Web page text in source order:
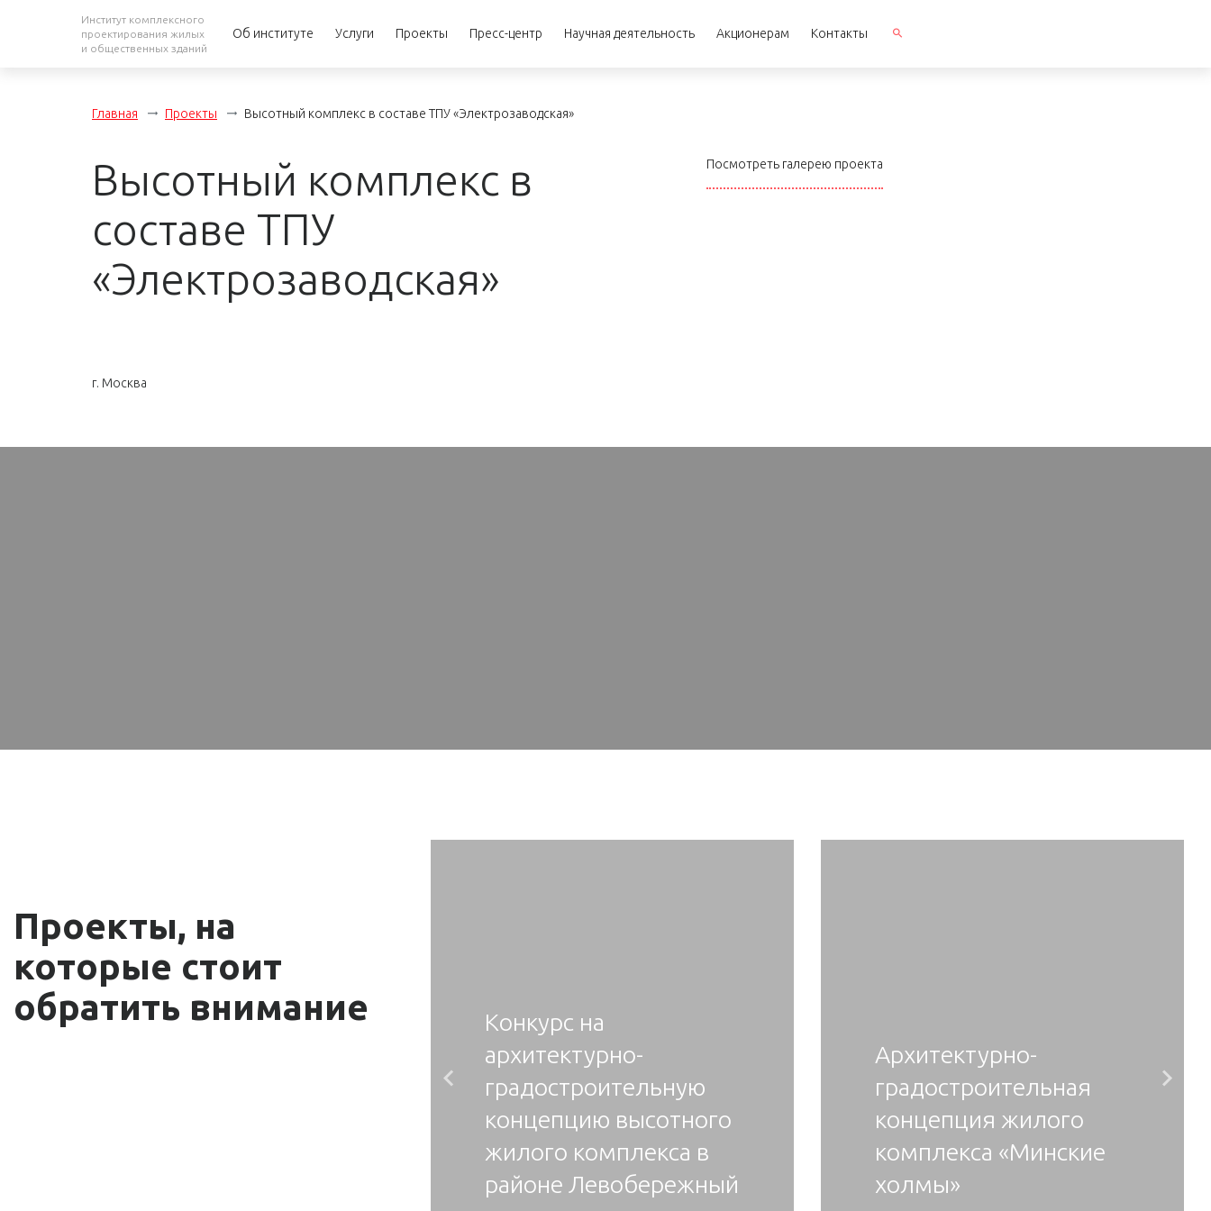
Институт комплексного
проектирования жилых
и общественных зданий
Об институте Услуги Проекты Пресс-центр Научная деятельность Акционерам Контакты
Главная Проекты Высотный комплекс в составе ТПУ «Электрозаводская»
Высотный комплекс в
составе ТПУ
«Электрозаводская»
г. Москва
Посмотреть галерею проекта
Проекты, на
которые стоит
обратить внимание
Конкурс на
архитектурно-
градостроительную
концепцию высотного
жилого комплекса в
районе Левобережный
Архитектурно-
градостроительная
концепция жилого
комплекса «Минские
холмы»
Previous